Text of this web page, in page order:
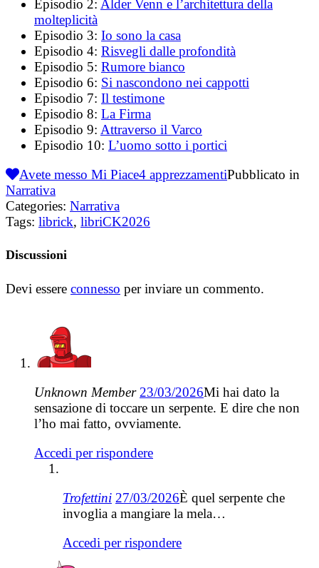
Episodio 2: Alder Venn e l’architettura della
molteplicità
Episodio 3: Io sono la casa
Episodio 4: Risvegli dalle profondità
Episodio 5: Rumore bianco
Episodio 6: Si nascondono nei cappotti
Episodio 7: Il testimone
Episodio 8: La Firma
Episodio 9: Attraverso il Varco
Episodio 10: L’uomo sotto i portici
Avete messo Mi Piace4 apprezzamentiPubblicato in
Narrativa
Categories: Narrativa
Tags: librick, libriCK2026
Discussioni
Devi essere connesso per inviare un commento.
Unknown Member 23/03/2026Mi hai dato la
sensazione di toccare un serpente. E dire che non
l’ho mai fatto, ovviamente.
Accedi per rispondere
Trofettini 27/03/2026È quel serpente che
invoglia a mangiare la mela…
Accedi per rispondere